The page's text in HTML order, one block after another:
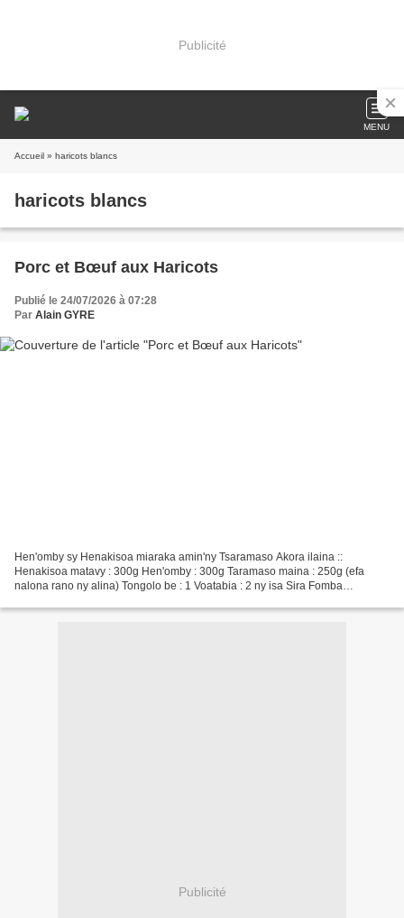
Publicité
MENU
Accueil » haricots blancs
haricots blancs
Porc et Bœuf aux Haricots
Publié le 24/07/2026 à 07:28
Par Alain GYRE
Hen'omby sy Henakisoa miaraka amin'ny Tsaramaso Akora ilaina ::
Henakisoa matavy : 300g Hen'omby : 300g Taramaso maina : 250g (efa
nalona rano ny alina) Tongolo be : 1 Voatabia : 2 ny isa Sira Fomba
Publicité